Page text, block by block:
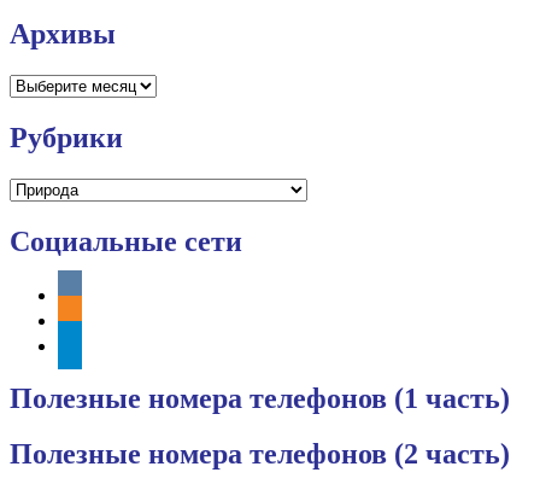
Архивы
Архивы
Рубрики
Рубрики
Социальные сети
vkontakte
odnoklassniki
Полезные номера телефонов (1 часть)
Полезные номера телефонов (2 часть)